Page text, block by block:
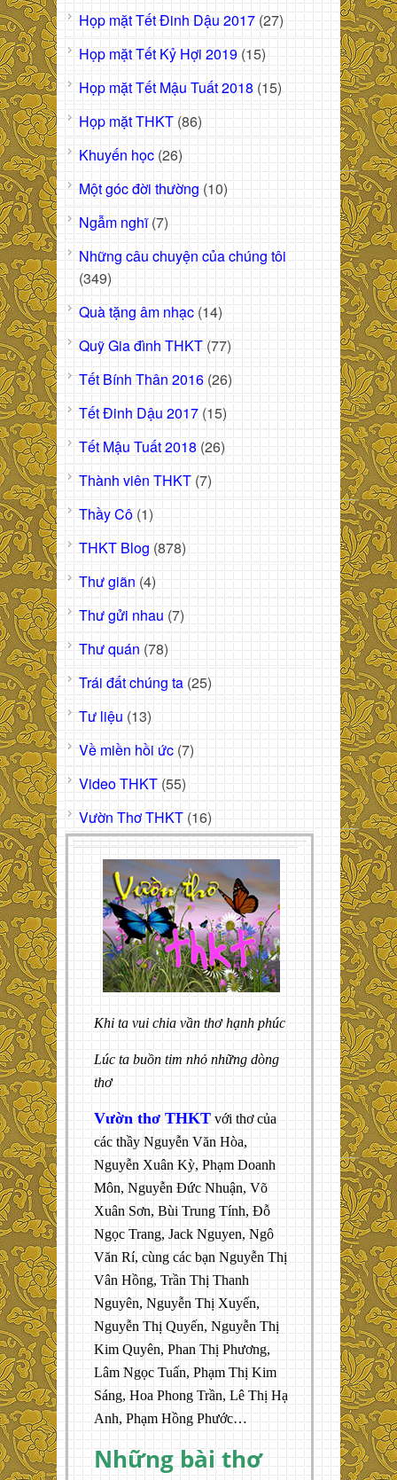
Họp mặt Tết Đinh Dậu 2017 (27)
Họp mặt Tết Kỷ Hợi 2019 (15)
Họp mặt Tết Mậu Tuất 2018 (15)
Họp mặt THKT (86)
Khuyến học (26)
Một góc đời thường (10)
Ngẫm nghĩ(7)
Những câu chuyện của chúng tôi
(349)
Quà tặng âm nhạc (14)
Quỹ Gia đình THKT (77)
Tết Bính Thân 2016 (26)
Tết Đinh Dậu 2017 (15)
Tết Mậu Tuất 2018 (26)
Thành viên THKT (7)
Thầy Cô (1)
THKT Blog (878)
Thư giãn (4)
Thư gửi nhau (7)
Thư quán (78)
Trái đất chúng ta (25)
Tư liệu (13)
Về miền hồi ức (7)
Video THKT (55)
Vườn Thơ THKT (16)
Khi ta vui chia vần thơ hạnh phúc
Lúc ta buồn tim nhỏ những dòng
thơ
Vườn thơ THKT với thơ của
các thầy Nguyễn Văn Hòa,
Nguyễn Xuân Kỳ, Phạm Doanh
Môn, Nguyễn Đức Nhuận, Võ
Xuân Sơn, Bùi Trung Tính, Đỗ
Ngọc Trang, Jack Nguyen, Ngô
Văn Rí, cùng các bạn Nguyễn Thị
Vân Hồng, Trần Thị Thanh
Nguyên, Nguyễn Thị Xuyến,
Nguyễn Thị Quyến, Nguyễn Thị
Kim Quyên, Phan Thị Phương,
Lâm Ngọc Tuấn, Phạm Thị Kim
Sáng, Hoa Phong Trần, Lê Thị Hạ
Anh, Phạm Hồng Phước…
Những bài thơ